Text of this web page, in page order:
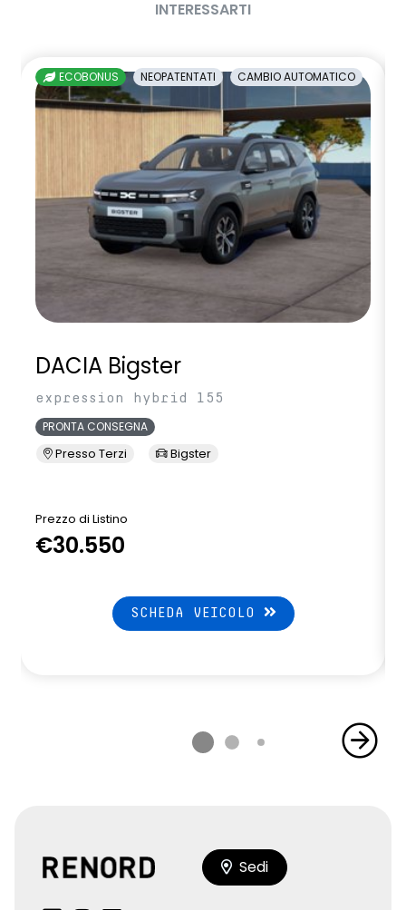
INTERESSARTI
ECOBONUS NEOPATENTATI CAMBIO AUTOMATICO
DACIA Bigster
expression hybrid 155
PRONTA CONSEGNA
Presso Terzi Bigster
Prezzo di Listino
€30.550
SCHEDA VEICOLO
Sedi